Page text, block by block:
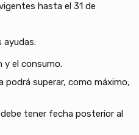
hasta el 31 de
ayudas:
y el consumo.
podrá superar, como máximo,
tener fecha posterior al